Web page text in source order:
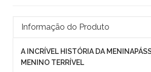
Informação do Produto
A INCRÍVEL HISTÓRIA DA
MENINO TERRÍVEL